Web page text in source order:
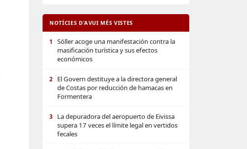
NOTÍCIES D'AVUI MÉS VISTES
1
Sóller acoge una manifestación contra la
masificación turística y sus efectos
económicos
2
El Govern destituye a la directora general
de Costas por reducción de hamacas en
Formentera
3
La depuradora del aeropuerto de Eivissa
supera 17 veces el límite legal en vertidos
fecales